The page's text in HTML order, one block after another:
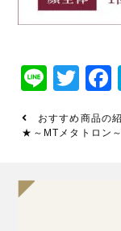
Line
おすすめ商品の
★～MTメタトロン～